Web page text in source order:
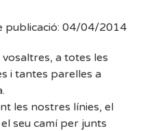
publicació: 04/04/2014
a totes les
i tantes parelles a
les nostres línies, el
seu camí per junts